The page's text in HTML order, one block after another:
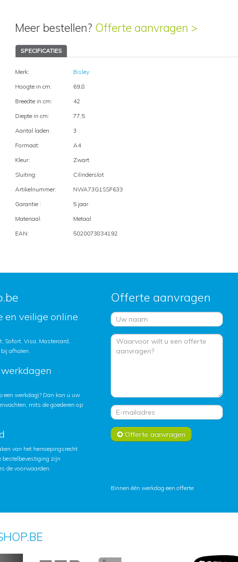
Meer bestellen? Offerte aanvragen >
SPECIFICATIES
Merk:
Bisley
Hoogte in cm:
69,8
Breedte in cm:
42
Diepte in cm:
77,5
Aantal laden:
3
Formaat:
A4
Kleur:
Zwart
Sluiting:
Cilinderslot
Artikelnummer:
NWA73G1SSF633
Garantie :
5 jaar
Materiaal:
Metaal
EAN:
5020073834192
en veilige online
Sofort, Visa, Mastercard,
afhalen.
een werkdag)? Dan kan u uw
mits de goederen op
van het herroepingsrecht
bestelbevestiging zijn
de voorwaarden.
Offerte aanvragen
Offerte aanvragen
Binnen één werkdag een offerte